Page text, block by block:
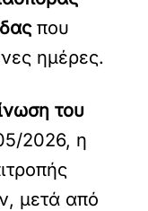
που
ημέρες.
του
2026, η
μετά από